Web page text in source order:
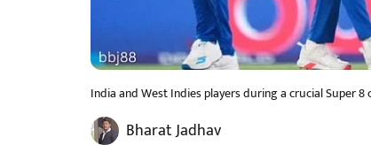
India and West Indies players during a crucial Super
Bharat Jadhav